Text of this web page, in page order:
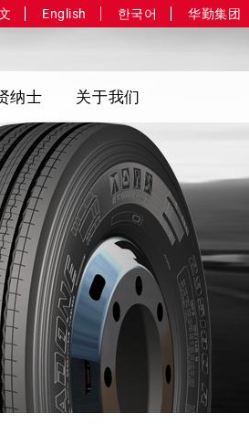
English 한국어 华勤集团
纳士 关于我们